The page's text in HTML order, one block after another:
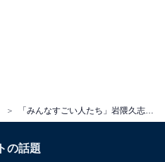
の話題